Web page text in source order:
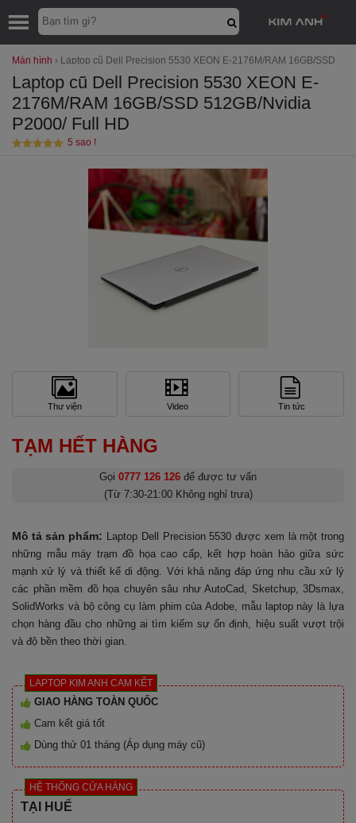
Màn hình › Laptop cũ Dell Precision 5530 XEON E-2176M/RAM 16GB/SSD
512GB/Nvidia P2000/ Full HD
Laptop cũ Dell Precision 5530 XEON E-
2176M/RAM 16GB/SSD 512GB/Nvidia
P2000/ Full HD
5 sao !
Thư viện Video Tin tức
TẠM HẾT HÀNG
Gọi 0777 126 126 để được tư vấn
(Từ 7:30-21:00 Không nghỉ trưa)
Mô tả sản phẩm: Laptop Dell Precision 5530 được xem là một trong
những mẫu máy trạm đồ họa cao cấp, kết hợp hoàn hảo giữa sức
mạnh xử lý và thiết kế di động. Với khả năng đáp ứng nhu cầu xử lý
các phần mềm đồ họa chuyên sâu như AutoCad, Sketchup, 3Dsmax,
SolidWorks và bộ công cụ làm phim của Adobe, mẫu laptop này là lựa
chọn hàng đầu cho những ai tìm kiếm sự ổn định, hiệu suất vượt trội
và độ bền theo thời gian.
LAPTOP KIM ANH CAM KẾT
GIAO HÀNG TOÀN QUỐC
Cam kết giá tốt
Dùng thử 01 tháng (Áp dụng máy cũ)
HỆ THỐNG CỬA HÀNG
TẠI HUẾ